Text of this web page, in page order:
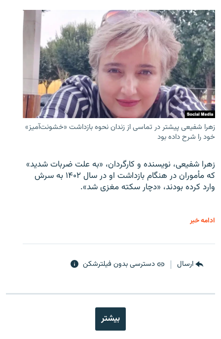
زهرا شفیعی پیشتر در تماسی از زندان نحوه بازداشت «خشونت‌آمیز»
خود را شرح داده بود
زهرا شفیعی، نویسنده و کارگردان، «به علت ضربات شدید»
که مأموران در هنگام بازداشت او در سال ۱۴۰۲ به سرش
وارد کرده بودند، «دچار سکته مغزی شد».
ادامه خبر
ارسال دسترسی بدون فیلترشکن
بیشتر